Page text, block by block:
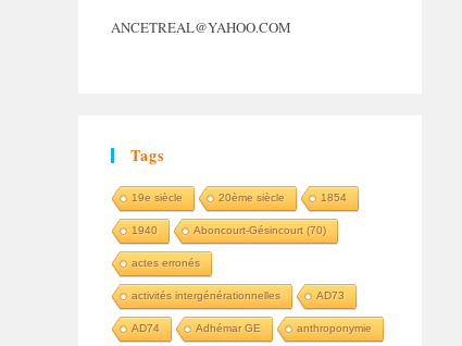
ANCETREAL@YAHOO.COM
Tags
19e siècle 20ème siècle 1854
1940 Aboncourt-Gésincourt (70)
actes erronés
activités intergénérationnelles AD73
AD74 Adhémar GE anthroponymie